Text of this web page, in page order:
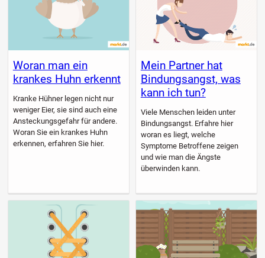
Woran man ein
krankes Huhn erkennt
Kranke Hühner legen nicht nur
weniger Eier, sie sind auch eine
Ansteckungsgefahr für andere.
Woran Sie ein krankes Huhn
erkennen, erfahren Sie hier.
Mein Partner hat
Bindungsangst, was
kann ich tun?
Viele Menschen leiden unter
Bindungsangst. Erfahre hier
woran es liegt, welche
Symptome Betroffene zeigen
und wie man die Ängste
überwinden kann.